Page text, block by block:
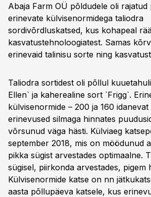
Abaja Farm OÜ põldudele oli rajatud
erinevate külvisenormidega taliodra
sordivõrdluskatsed, kus kohapeal
kasvatustehnoloogiatest. Samas
erinevaid talinisu sorte ning
Taliodra sortidest oli põllul
Ellen` ja kaherealine sort `Frigg`.
külvisenormide – 200 ja 160
erinevused silmaga hinnates
võrsunud väga hästi. Külviaeg
september 2018, mis on möödunud
pikka sügist arvestades optimaalne.
sügisel, piirkonda arvestades, pigem
Külvisenormide katse on nn
aasta põllupäeva katsele, kus